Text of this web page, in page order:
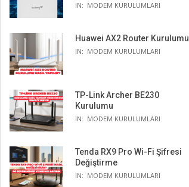
IN: MODEM KURULUMLARI
Huawei AX2 Router Kurulumu
IN: MODEM KURULUMLARI
TP-Link Archer BE230
Kurulumu
IN: MODEM KURULUMLARI
Tenda RX9 Pro Wi-Fi Şifresi
Değiştirme
IN: MODEM KURULUMLARI